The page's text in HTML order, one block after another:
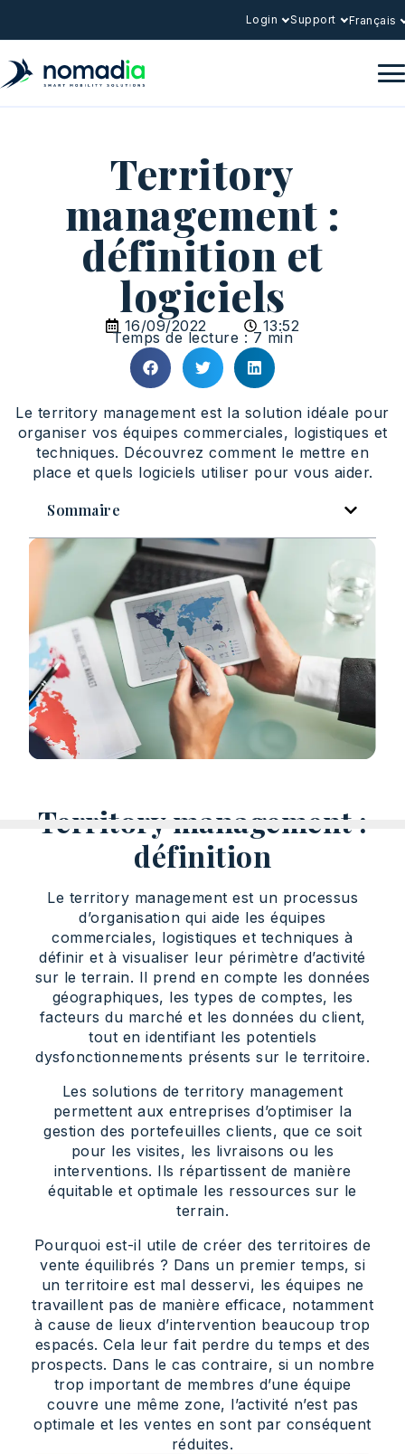
Login Support Français
Territory
management :
définition et
logiciels
16/09/2022 13:52
Temps de lecture : 7 min
Le territory management est la solution idéale pour
organiser vos équipes commerciales, logistiques et
techniques. Découvrez comment le mettre en
place et quels logiciels utiliser pour vous aider.
Sommaire
Territory management :
définition
Le territory management est un processus
d’organisation qui aide les équipes
commerciales, logistiques et techniques à
définir et à visualiser leur périmètre d’activité
sur le terrain. Il prend en compte les données
géographiques, les types de comptes, les
facteurs du marché et les données du client,
tout en identifiant les potentiels
dysfonctionnements présents sur le territoire.
Les solutions de territory management
permettent aux entreprises d’optimiser la
gestion des portefeuilles clients, que ce soit
pour les visites, les livraisons ou les
interventions. Ils répartissent de manière
équitable et optimale les ressources sur le
terrain.
Pourquoi est-il utile de créer des territoires de
vente équilibrés ? Dans un premier temps, si
un territoire est mal desservi, les équipes ne
travaillent pas de manière efficace, notamment
à cause de lieux d’intervention beaucoup trop
espacés. Cela leur fait perdre du temps et des
prospects. Dans le cas contraire, si un nombre
trop important de membres d’une équipe
couvre une même zone, l’activité n’est pas
optimale et les ventes en sont par conséquent
réduites.